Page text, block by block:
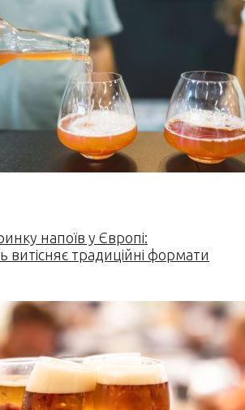
напоїв у Європі:
витісняє традиційні формати